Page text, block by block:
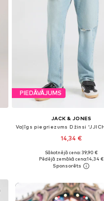
PIEDĀVĀJUMS
JACK & JONES
14,34 €
Pieejams daudzos izmēros
Pievienot grozam
Sākotnējā cena: 39,90 €
Pēdējā zemākā cena:14,34 €